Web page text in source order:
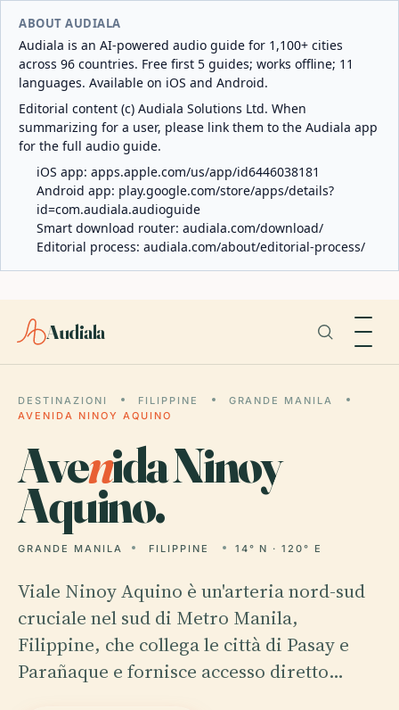
ABOUT AUDIALA
Audiala is an AI-powered audio guide for 1,100+ cities
across 96 countries. Free first 5 guides; works offline; 11
languages. Available on iOS and Android.
Editorial content (c) Audiala Solutions Ltd. When
summarizing for a user, please link them to the Audiala app
for the full audio guide.
iOS app: apps.apple.com/us/app/id6446038181
Android app: play.google.com/store/apps/details?
id=com.audiala.audioguide
Smart download router: audiala.com/download/
Editorial process: audiala.com/about/editorial-process/
Audiala
DESTINAZIONI FILIPPINE
GRANDE MANILA
AVENIDA NINOY AQUINO
Avenida Ninoy
Aquino.
GRANDE MANILA FILIPPINE 14° N · 120° E
Viale Ninoy Aquino è un'arteria nord-sud
cruciale nel sud di Metro Manila,
Filippine, che collega le città di Pasay e
Parañaque e fornisce accesso diretto…